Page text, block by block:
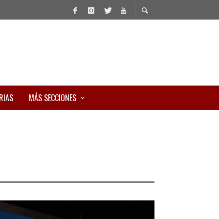
MÁS SECCIONES